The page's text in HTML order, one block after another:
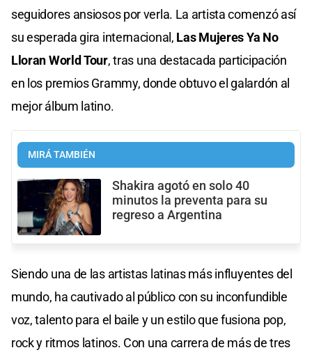
seguidores ansiosos por verla. La artista comenzó así
su esperada gira internacional, Las Mujeres Ya No
Lloran World Tour, tras una destacada participación
en los premios Grammy, donde obtuvo el galardón al
mejor álbum latino.
MIRÁ TAMBIÉN
Shakira agotó en solo 40
minutos la preventa para su
regreso a Argentina
Siendo una de las artistas latinas más influyentes del
mundo, ha cautivado al público con su inconfundible
voz, talento para el baile y un estilo que fusiona pop,
rock y ritmos latinos. Con una carrera de más de tres